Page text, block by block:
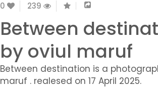
0 239
Between
by oviul maruf
Between destination is a
maruf . realesed on 17 April 2025.